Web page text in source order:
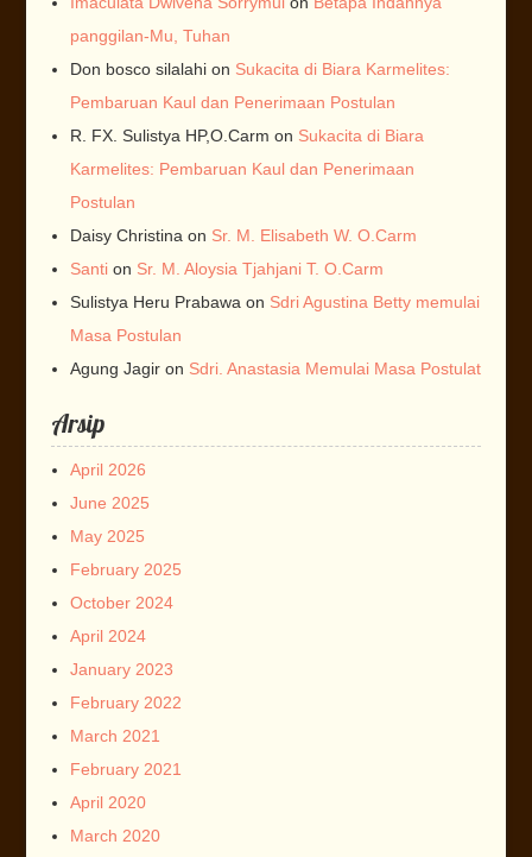
panggilan-Mu, Tuhan
Don bosco silalahion Sukacita di Biara Karmelites:
Pembaruan Kaul dan Penerimaan Postulan
R. FX. Sulistya HP,O.Carm on Sukacita di Biara
Karmelites: Pembaruan Kaul dan Penerimaan
Postulan
Daisy Christina on Sr. M. Elisabeth W. O.Carm
Santion Sr. M. Aloysia Tjahjani T. O.Carm
Sulistya Heru Prabawa on Sdri Agustina Betty memulai
Masa Postulan
Agung Jagiron Sdri. Anastasia Memulai Masa Postulat
Arsip
April 2026
June 2025
May 2025
February 2025
October 2024
April 2024
January 2023
February 2022
March 2021
February 2021
April 2020
March 2020